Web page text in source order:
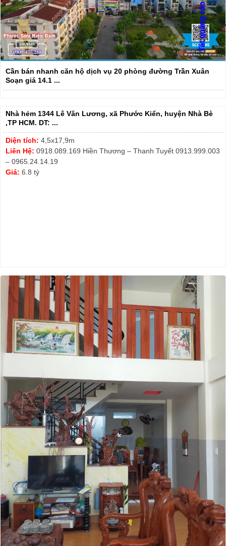
Cần bán nhanh căn hộ dịch vụ 20 phòng đường Trần Xuân
Soạn giá 14.1 ...
Nhà hẻm 1344 Lê Văn Lương, xã Phước Kiển, huyện Nhà Bè
,TP HCM. DT: ...
Diện tích: 4,5x17,9m
Liên Hệ: 0918.089.169 Hiền Thương – Thanh Tuyết 0913.999.003
– 0965.24.14.19
Giá: 6.8 tỷ